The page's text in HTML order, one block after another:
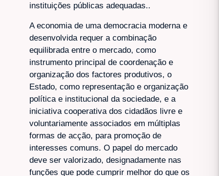
instituições públicas adequadas..
A economia de uma democracia moderna e
desenvolvida requer a combinação
equilibrada entre o mercado, como
instrumento principal de coordenação e
organização dos factores produtivos, o
Estado, como representação e organização
política e institucional da sociedade, e a
iniciativa cooperativa dos cidadãos livre e
voluntariamente associados em múltiplas
formas de acção, para promoção de
interesses comuns. O papel do mercado
deve ser valorizado, designadamente nas
funções que pode cumprir melhor do que os